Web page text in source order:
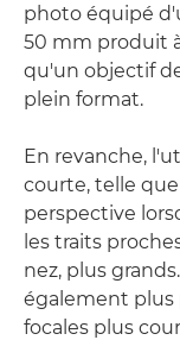
photo équipé
50 mm produit
qu'un objectif
plein format.
En revanche,
courte, telle
perspective
les traits
nez, plus
également plus
focales plus